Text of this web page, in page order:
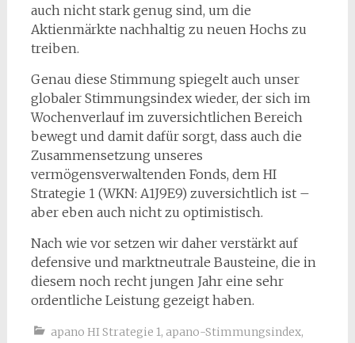
auch nicht stark genug sind, um die
Aktienmärkte nachhaltig zu neuen Hochs zu
treiben.
Genau diese Stimmung spiegelt auch unser
globaler Stimmungsindex wieder, der sich im
Wochenverlauf im zuversichtlichen Bereich
bewegt und damit dafür sorgt, dass auch die
Zusammensetzung unseres
vermögensverwaltenden Fonds, dem HI
Strategie 1 (WKN: A1J9E9) zuversichtlich ist –
aber eben auch nicht zu optimistisch.
Nach wie vor setzen wir daher verstärkt auf
defensive und marktneutrale Bausteine, die in
diesem noch recht jungen Jahr eine sehr
ordentliche Leistung gezeigt haben.
apano HI Strategie 1, apano-Stimmungsindex,